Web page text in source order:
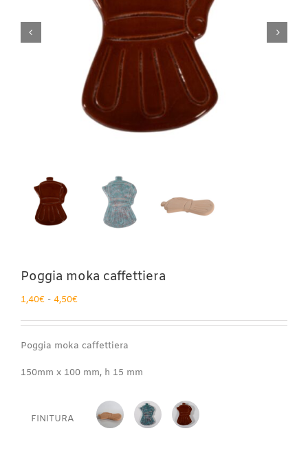
Poggia moka caffettiera
1,40€ - 4,50€
prezzo:
1,40€
4,50€
Poggia moka caffettiera
150mm x 100 mm, h 15 mm
FINITURA